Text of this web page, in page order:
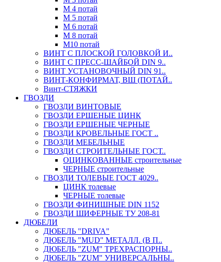
М 4 потай
М 5 потай
М 6 потай
М 8 потай
М10 потай
ВИНТ С ПЛОСКОЙ ГОЛОВКОЙ И..
ВИНТ С ПРЕСС-ШАЙБОЙ DIN 9..
ВИНТ УСТАНОВОЧНЫЙ DIN 91..
ВИНТ-КОНФИРМАТ, ВШ (ПОТАЙ..
Винт-СТЯЖКИ
ГВОЗДИ
ГВОЗДИ ВИНТОВЫЕ
ГВОЗДИ ЕРШЕНЫЕ ЦИНК
ГВОЗДИ ЕРШЕНЫЕ ЧЕРНЫЕ
ГВОЗДИ КРОВЕЛЬНЫЕ ГОСТ ..
ГВОЗДИ МЕБЕЛЬНЫЕ
ГВОЗДИ СТРОИТЕЛЬНЫЕ ГОСТ..
ОЦИНКОВАННЫЕ строительные
ЧЕРНЫЕ строительные
ГВОЗДИ ТОЛЕВЫЕ ГОСТ 4029..
ЦИНК толевые
ЧЕРНЫЕ толевые
ГВОЗДИ ФИНИШНЫЕ DIN 1152
ГВОЗДИ ШИФЕРНЫЕ ТУ 208-81
ДЮБЕЛИ
ДЮБЕЛЬ "DRIVA"
ДЮБЕЛЬ "MUD" МЕТАЛЛ. (В П..
ДЮБЕЛЬ "ZUM" ТРЕХРАСПОРНЫ..
ДЮБЕЛЬ "ZUM" УНИВЕРСАЛЬНЫ..